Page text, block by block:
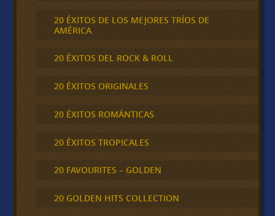
20 ÉXITOS DE LOS MEJORES TRÍOS DE
AMÉRICA
20 ÉXITOS DEL ROCK & ROLL
20 ÉXITOS ORIGINALES
20 ÉXITOS ROMÁNTICAS
20 ÉXITOS TROPICALES
20 FAVOURITES – GOLDEN
20 GOLDEN HITS COLLECTION